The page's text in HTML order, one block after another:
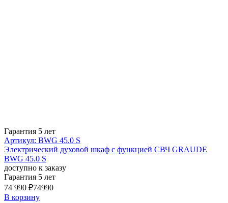
Гарантия 5 лет
Артикул: BWG 45.0 S
Электрический духовой шкаф c функцией СВЧ GRAUDE
BWG 45.0 S
доступно к заказу
Гарантия 5 лет
74 990 ₽74990
В корзину